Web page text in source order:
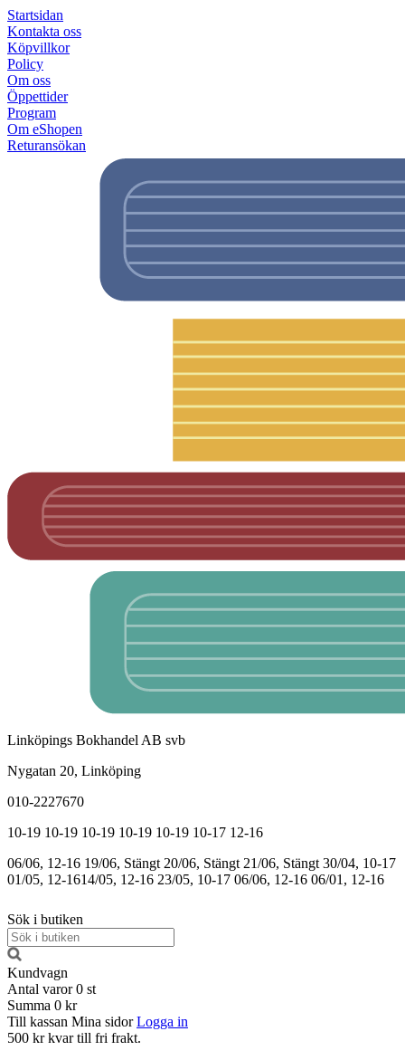
Startsidan
Kontakta oss
Köpvillkor
Policy
Om oss
Öppettider
Program
Om eShopen
Returansökan
Linköpings Bokhandel AB svb
Nygatan 20, Linköping
010-2227670
10-19 10-19 10-19 10-19 10-19 10-17 12-16
06/06, 12-16 19/06, Stängt 20/06, Stängt 21/06, Stängt 30/04, 10-17
01/05, 12-1614/05, 12-16 23/05, 10-17 06/06, 12-16 06/01, 12-16
Sök i butiken
Kundvagn
Antal varor 0 st
Summa 0 kr
Till kassan Mina sidor Logga in
500 kr kvar till fri frakt.